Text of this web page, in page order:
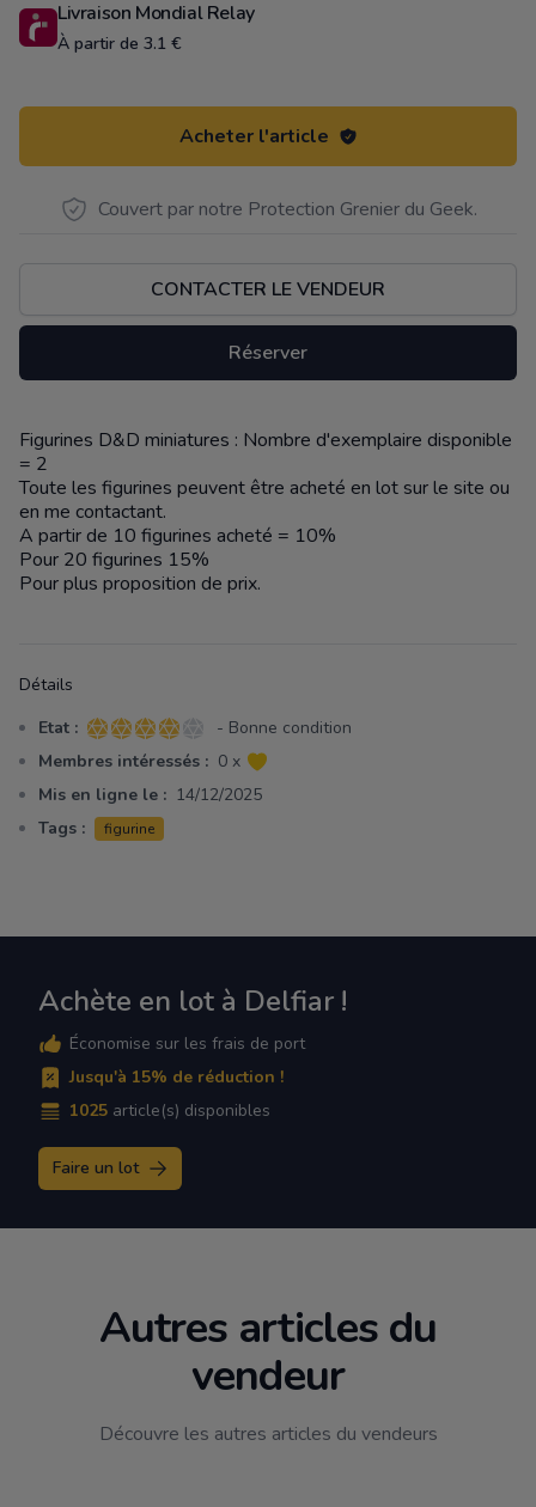
Livraison Mondial Relay
À partir de 3.1 €
Acheter l'article
Couvert par notre Protection Grenier du Geek.
CONTACTER LE VENDEUR
Réserver
Description
Figurines D&D miniatures : Nombre d'exemplaire disponible
= 2
Toute les figurines peuvent être acheté en lot sur le site ou
en me contactant.
A partir de 10 figurines acheté = 10%
Pour 20 figurines 15%
Pour plus proposition de prix.
Détails
Etat : 4 sur 5 étoiles
- Bonne condition
Membres intéressés : 0 x
Mis en ligne le : 14/12/2025
Tags :
figurine
Achète en lot à Delfiar !
Économise sur les frais de port
Jusqu'à 15% de réduction !
1025 article(s) disponibles
Faire un lot
Autres articles du
vendeur
Découvre les autres articles du vendeurs